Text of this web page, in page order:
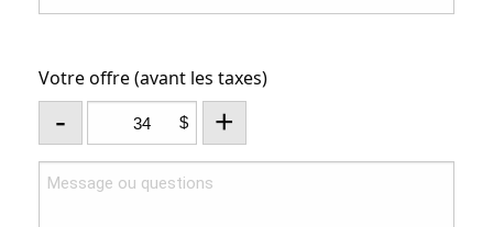
Votre offre (avant les taxes)
- $ +